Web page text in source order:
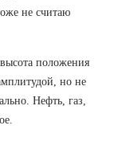
не считаю
положения
но не
Нефть, газ,